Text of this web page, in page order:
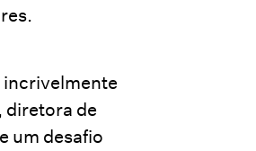
incrivelmente
diretora de
um desafio